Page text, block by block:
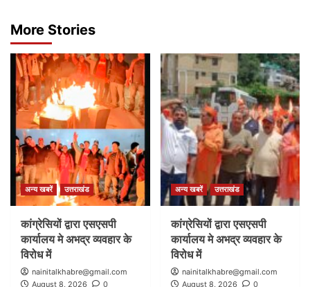
More Stories
अन्य खबरें उत्तराखंड
कांग्रेसियों द्वारा एसएसपी
कार्यालय मे अभद्र व्यवहार के
विरोध में
nainitalkhabre@gmail.com
August 8, 2026
0
अन्य खबरें उत्तराखंड
कांग्रेसियों द्वारा एसएसपी
कार्यालय मे अभद्र व्यवहार के
विरोध में
nainitalkhabre@gmail.com
August 8, 2026
0